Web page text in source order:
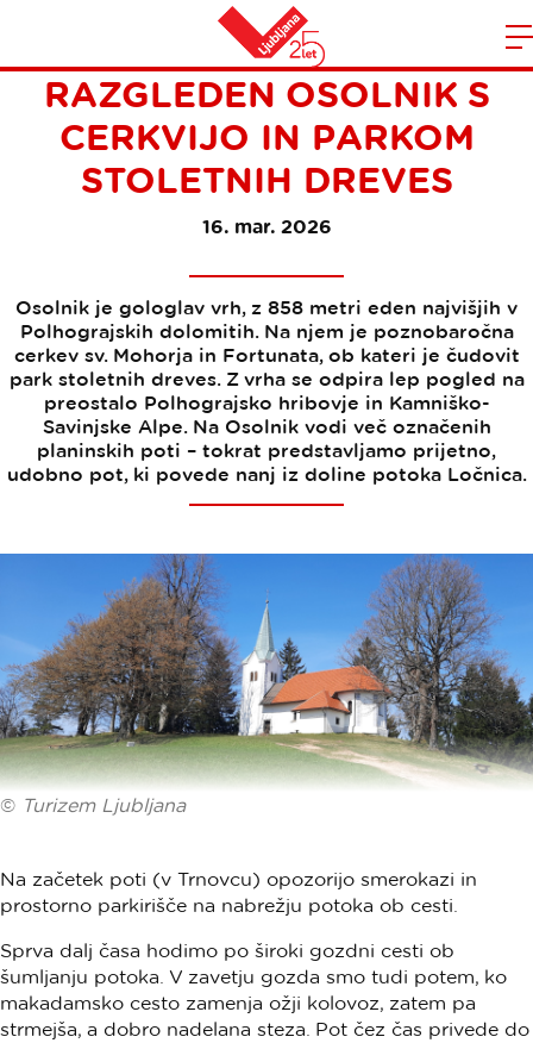
Domov
PRIJETEN VZPON NA
RAZGLEDEN OSOLNIK S
CERKVIJO IN PARKOM
STOLETNIH DREVES
16. mar. 2026
Osolnik je gologlav vrh, z 858 metri eden najvišjih v
Polhograjskih dolomitih. Na njem je poznobaročna
cerkev sv. Mohorja in Fortunata, ob kateri je čudovit
park stoletnih dreves. Z vrha se odpira lep pogled na
preostalo Polhograjsko hribovje in Kamniško-
Savinjske Alpe. Na Osolnik vodi več označenih
planinskih poti – tokrat predstavljamo prijetno,
udobno pot, ki povede nanj iz doline potoka Ločnica.
© Turizem Ljubljana
Na začetek poti (v Trnovcu) opozorijo smerokazi in
prostorno parkirišče na nabrežju potoka ob cesti.
Sprva dalj časa hodimo po široki gozdni cesti ob
šumljanju potoka. V zavetju gozda smo tudi potem, ko
makadamsko cesto zamenja ožji kolovoz, zatem pa
strmejša, a dobro nadelana steza. Pot čez čas privede do